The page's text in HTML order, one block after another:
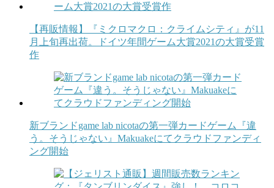
【再販情報】『ミクロマクロ：クライムシティ』が11
月上旬再出荷。ドイツ年間ゲーム大賞2021の大賞受賞
作
新ブランドgame lab nicotaの第一弾カードゲーム『違
う。そうじゃない』Makuakeにてクラウドファンディ
ング開始